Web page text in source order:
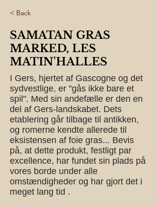
< Back
SAMATAN GRAS
MARKED, LES
MATIN'HALLES
I Gers, hjertet af Gascogne og det
sydvestlige, er "gås ikke bare et
spil". Med sin andefælle er den en
del af Gers-landskabet. Dets
etablering går tilbage til antikken,
og romerne kendte allerede til
eksistensen af foie gras... Bevis
på, at dette produkt, festligt par
excellence, har fundet sin plads på
vores borde under alle
omstændigheder og har gjort det i
meget lang tid .